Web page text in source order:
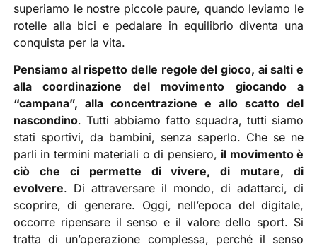
superiamo le nostre piccole paure, quando leviamo le
rotelle alla bici e pedalare in equilibrio diventa una
conquista per la vita.
Pensiamo al rispetto delle regole del gioco, ai salti e
alla coordinazione del movimento giocando a
“campana”, alla concentrazione e allo scatto del
nascondino. Tutti abbiamo fatto squadra, tutti siamo
stati sportivi, da bambini, senza saperlo. Che se ne
parli in termini materiali o di pensiero, il movimento è
ciò che ci permette di vivere, di mutare, di
evolvere. Di attraversare il mondo, di adattarci, di
scoprire, di generare. Oggi, nell’epoca del digitale,
occorre ripensare il senso e il valore dello sport. Si
tratta di un’operazione complessa, perché il senso